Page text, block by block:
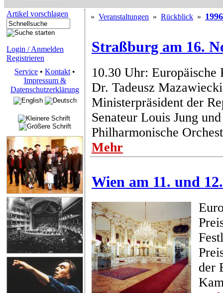
Artikel vorschlagen
Login / Anmelden
Registrieren
Service • Kontakt •
Impressum &
Datenschutzerklärung
» Veranstaltungen » Rückblick » 1996
Straßburg am 16.
10.30 Uhr: Europäische
Dr. Tadeusz
Ministerpräsident der
Senateur Louis Jung
Philharmonische
Mehr
Wien am 11. und
der